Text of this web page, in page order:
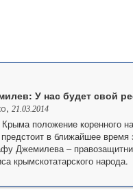
У нас будет свой
, 21.03.2014
положение коренного
предстоит в ближайшее
Джемилева –
крымскотатарского народа.